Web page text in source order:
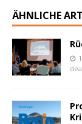
ÄHNLICHE